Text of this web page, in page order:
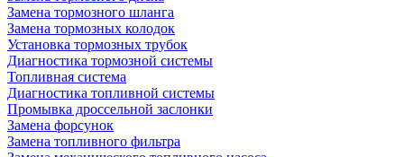
Замена тормозного шланга
Замена тормозных колодок
Установка тормозных трубок
Диагностика тормозной системы
Топливная система
Диагностика топливной системы
Промывка дроссельной заслонки
Замена форсунок
Замена топливного фильтра